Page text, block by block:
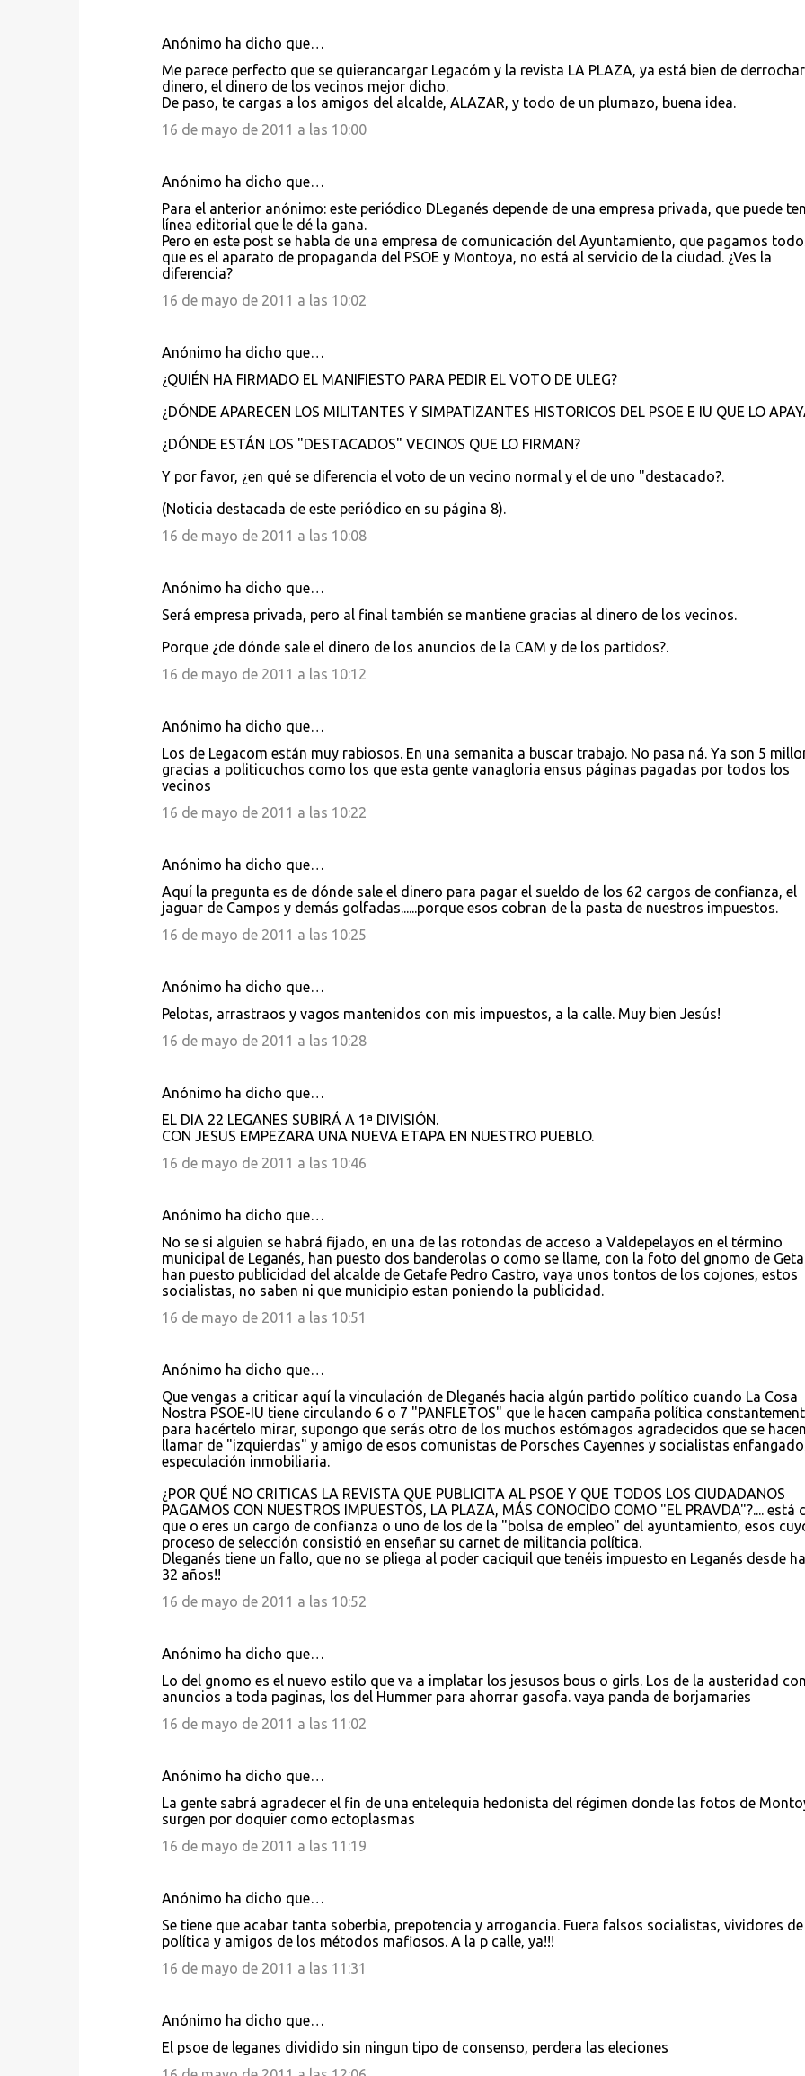
Anónimo ha dicho que…
Me parece perfecto que se quierancargar Legacóm y la revista LA PLAZA, ya está bien de derrochar
dinero, el dinero de los vecinos mejor dicho.
De paso, te cargas a los amigos del alcalde, ALAZAR, y todo de un plumazo, buena idea.
16 de mayo de 2011 a las 10:00
Anónimo ha dicho que…
Para el anterior anónimo: este periódico DLeganés depende de una empresa privada, que puede
línea editorial que le dé la gana.
Pero en este post se habla de una empresa de comunicación del Ayuntamiento, que pagamos
que es el aparato de propaganda del PSOE y Montoya, no está al servicio de la ciudad. ¿Ves la
diferencia?
16 de mayo de 2011 a las 10:02
Anónimo ha dicho que…
¿QUIÉN HA FIRMADO EL MANIFIESTO PARA PEDIR EL VOTO DE ULEG?
¿DÓNDE APARECEN LOS MILITANTES Y SIMPATIZANTES HISTORICOS DEL PSOE E IU QUE LO
¿DÓNDE ESTÁN LOS "DESTACADOS" VECINOS QUE LO FIRMAN?
Y por favor, ¿en qué se diferencia el voto de un vecino normal y el de uno "destacado?.
(Noticia destacada de este periódico en su página 8).
16 de mayo de 2011 a las 10:08
Anónimo ha dicho que…
Será empresa privada, pero al final también se mantiene gracias al dinero de los vecinos.
Porque ¿de dónde sale el dinero de los anuncios de la CAM y de los partidos?.
16 de mayo de 2011 a las 10:12
Anónimo ha dicho que…
Los de Legacom están muy rabiosos. En una semanita a buscar trabajo. No pasa ná. Ya son 5
gracias a politicuchos como los que esta gente vanagloria ensus páginas pagadas por todos los
vecinos
16 de mayo de 2011 a las 10:22
Anónimo ha dicho que…
Aquí la pregunta es de dónde sale el dinero para pagar el sueldo de los 62 cargos de confianza, el
jaguar de Campos y demás golfadas......porque esos cobran de la pasta de nuestros impuestos.
16 de mayo de 2011 a las 10:25
Anónimo ha dicho que…
Pelotas, arrastraos y vagos mantenidos con mis impuestos, a la calle. Muy bien Jesús!
16 de mayo de 2011 a las 10:28
Anónimo ha dicho que…
EL DIA 22 LEGANES SUBIRÁ A 1ª DIVISIÓN.
CON JESUS EMPEZARA UNA NUEVA ETAPA EN NUESTRO PUEBLO.
16 de mayo de 2011 a las 10:46
Anónimo ha dicho que…
No se si alguien se habrá fijado, en una de las rotondas de acceso a Valdepelayos en el término
municipal de Leganés, han puesto dos banderolas o como se llame, con la foto del gnomo de
han puesto publicidad del alcalde de Getafe Pedro Castro, vaya unos tontos de los cojones, estos
socialistas, no saben ni que municipio estan poniendo la publicidad.
16 de mayo de 2011 a las 10:51
Anónimo ha dicho que…
Que vengas a criticar aquí la vinculación de Dleganés hacia algún partido político cuando La Cosa
Nostra PSOE-IU tiene circulando 6 o 7 "PANFLETOS" que le hacen campaña política
para hacértelo mirar, supongo que serás otro de los muchos estómagos agradecidos que se
llamar de "izquierdas" y amigo de esos comunistas de Porsches Cayennes y socialistas
especulación inmobiliaria.
¿POR QUÉ NO CRITICAS LA REVISTA QUE PUBLICITA AL PSOE Y QUE TODOS LOS CIUDADANOS
PAGAMOS CON NUESTROS IMPUESTOS, LA PLAZA, MÁS CONOCIDO COMO "EL PRAVDA"?.... está
que o eres un cargo de confianza o uno de los de la "bolsa de empleo" del ayuntamiento, esos
proceso de selección consistió en enseñar su carnet de militancia política.
Dleganés tiene un fallo, que no se pliega al poder caciquil que tenéis impuesto en Leganés desde
32 años!!
16 de mayo de 2011 a las 10:52
Anónimo ha dicho que…
Lo del gnomo es el nuevo estilo que va a implatar los jesusos bous o girls. Los de la austeridad
anuncios a toda paginas, los del Hummer para ahorrar gasofa. vaya panda de borjamaries
16 de mayo de 2011 a las 11:02
Anónimo ha dicho que…
La gente sabrá agradecer el fin de una entelequia hedonista del régimen donde las fotos de
surgen por doquier como ectoplasmas
16 de mayo de 2011 a las 11:19
Anónimo ha dicho que…
Se tiene que acabar tanta soberbia, prepotencia y arrogancia. Fuera falsos socialistas, vividores
política y amigos de los métodos mafiosos. A la p calle, ya!!!
16 de mayo de 2011 a las 11:31
Anónimo ha dicho que…
El psoe de leganes dividido sin ningun tipo de consenso, perdera las eleciones